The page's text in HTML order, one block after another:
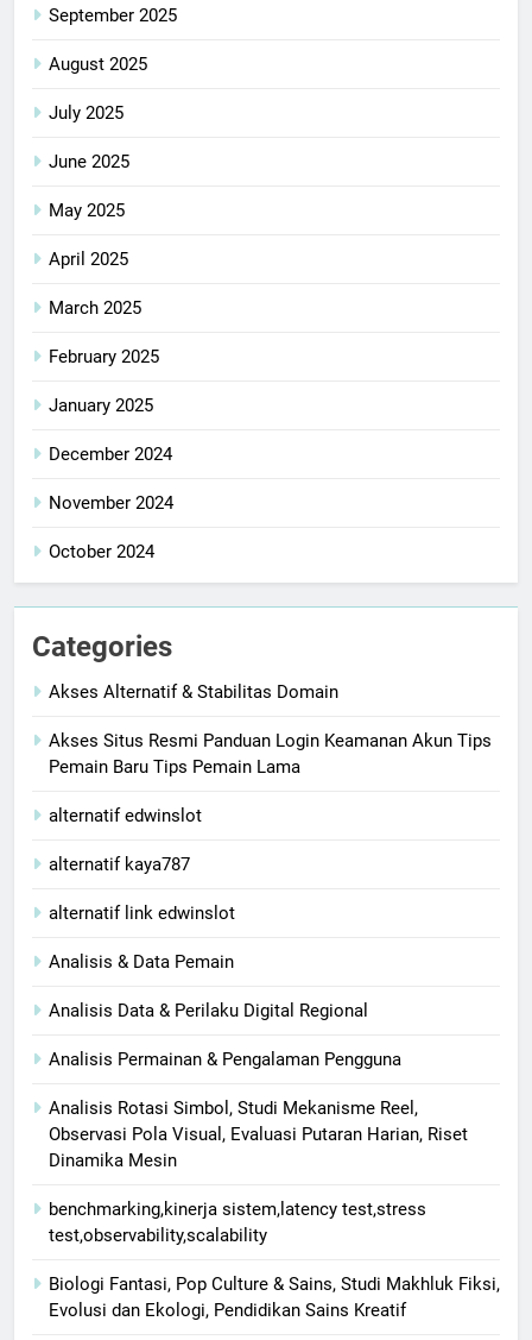
September 2025
August 2025
July 2025
June 2025
May 2025
April 2025
March 2025
February 2025
January 2025
December 2024
November 2024
October 2024
Categories
Akses Alternatif & Stabilitas Domain
Akses Situs Resmi Panduan Login Keamanan Akun Tips
Pemain Baru Tips Pemain Lama
alternatif edwinslot
alternatif kaya787
alternatif link edwinslot
Analisis & Data Pemain
Analisis Data & Perilaku Digital Regional
Analisis Permainan & Pengalaman Pengguna
Analisis Rotasi Simbol, Studi Mekanisme Reel,
Observasi Pola Visual, Evaluasi Putaran Harian, Riset
Dinamika Mesin
benchmarking,kinerja sistem,latency test,stress
test,observability,scalability
Biologi Fantasi, Pop Culture & Sains, Studi Makhluk Fiksi,
Evolusi dan Ekologi, Pendidikan Sains Kreatif